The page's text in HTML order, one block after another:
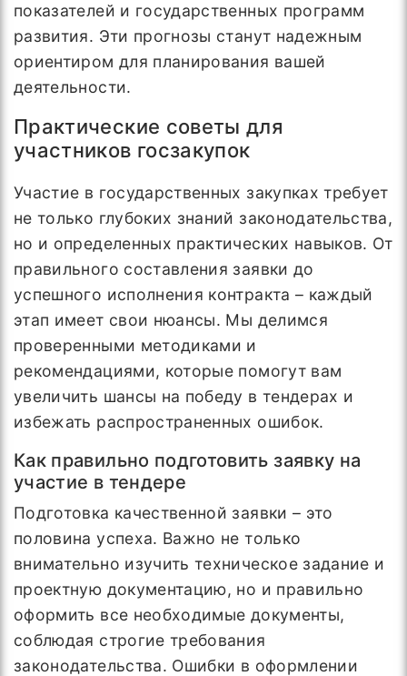
показателей и государственных программ
развития. Эти прогнозы станут надежным
ориентиром для планирования вашей
деятельности.
Практические советы для
участников госзакупок
Участие в государственных закупках требует
не только глубоких знаний законодательства,
но и определенных практических навыков. От
правильного составления заявки до
успешного исполнения контракта – каждый
этап имеет свои нюансы. Мы делимся
проверенными методиками и
рекомендациями, которые помогут вам
увеличить шансы на победу в тендерах и
избежать распространенных ошибок.
Как правильно подготовить заявку на
участие в тендере
Подготовка качественной заявки – это
половина успеха. Важно не только
внимательно изучить техническое задание и
проектную документацию, но и правильно
оформить все необходимые документы,
соблюдая строгие требования
законодательства. Ошибки в оформлении